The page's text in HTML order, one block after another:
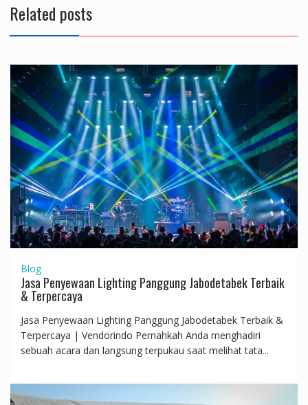
Related posts
Blog
Jasa Penyewaan Lighting Panggung Jabodetabek Terbaik
& Terpercaya
Jasa Penyewaan Lighting Panggung Jabodetabek Terbaik &
Terpercaya | Vendorindo Pernahkah Anda menghadiri
sebuah acara dan langsung terpukau saat melihat tata...